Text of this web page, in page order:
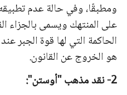
ومطبقًا،وفيحالةعدم
علىالمنتهكويسمىبالجزاء
الحاكمة التي لهاقوةالجبرعند
هو الخروج عن القانون.
2- نقد مذهب "أوستن":